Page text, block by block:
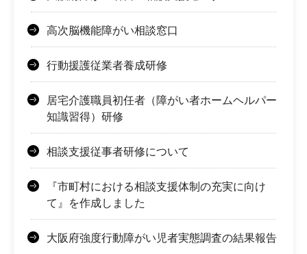
高次脳機能障がい相談窓口
行動援護従業者養成研修
居宅介護職員初任者（障がい者ホームヘルパー
知識習得）研修
相談支援従事者研修について
『市町村における相談支援体制の充実に向け
て』を作成しました
大阪府強度行動障がい児者実態調査の結果報告